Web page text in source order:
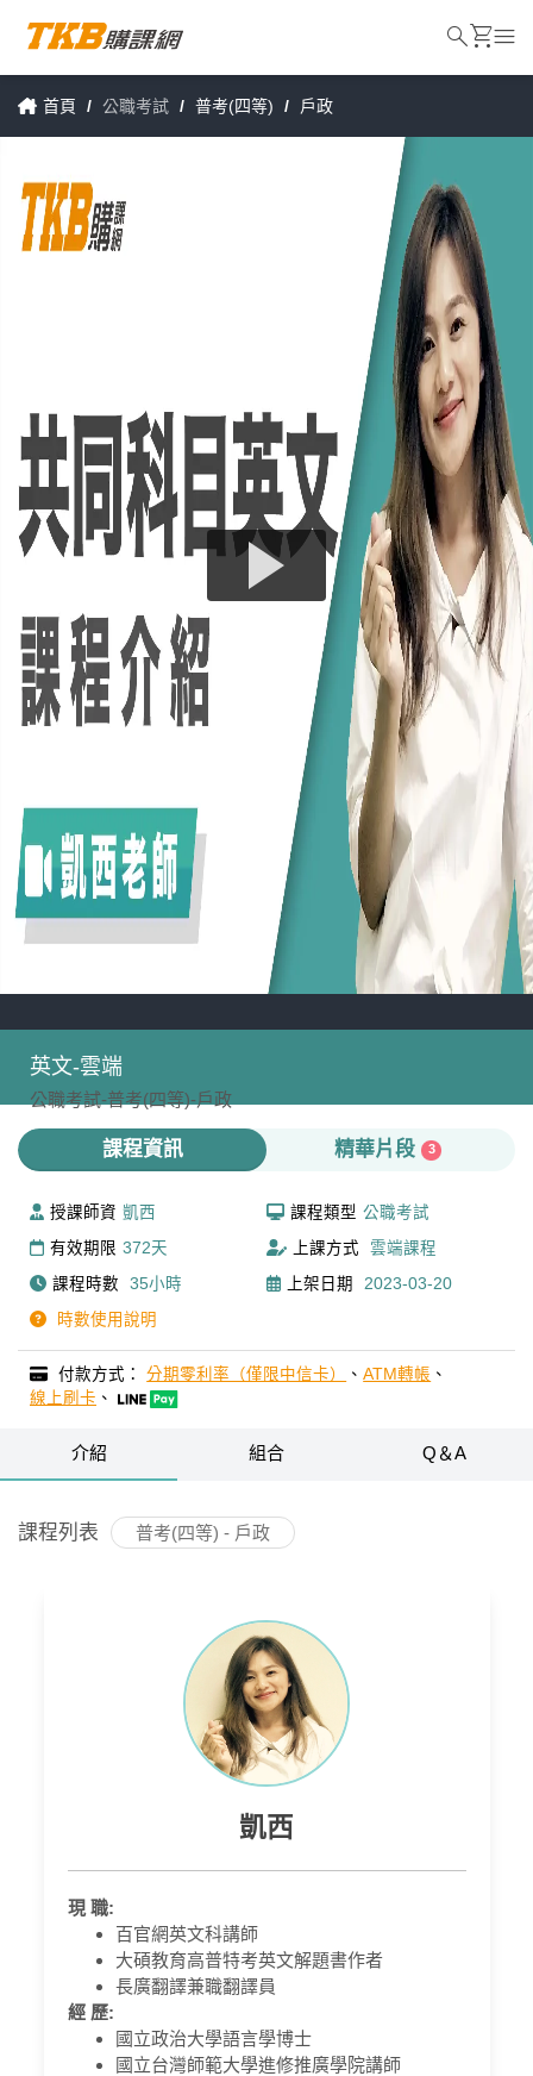
首頁 / 公職考試 / 普考(四等) / 戶政
英文-雲端
公職考試-普考(四等)-戶政
課程資訊 精華片段 3
授課師資 凱西 課程類型 公職考試
有效期限 372天 上課方式
雲端課程
課程時數
35小時 上架日期
2023-03-20
時數使用說明
付款方式：分期零利率（僅限中信卡） 、ATM轉帳 、
線上刷卡 、
介紹 組合 Q＆A
課程列表 普考(四等) - 戶政
凱西
現 職:
百官網英文科講師
大碩教育高普特考英文解題書作者
長廣翻譯兼職翻譯員
經 歷:
國立政治大學語言學博士
國立台灣師範大學進修推廣學院講師
searchshopping_cartmenu